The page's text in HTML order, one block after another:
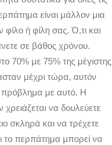
είναι μάλλον μια
ή φίλη σας. Ό,τι και
σε βάθος χρόνου.
70% με 75% της μέγιστης
μέχρι τώρα, αυτόν
πρόβλημα με αυτό. Η
να δουλεύετε
σκληρά και να τρέχετε
το περπάτημα μπορεί να